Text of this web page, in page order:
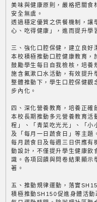
美味與健康原則，嚴格把關食
安全無虞。
透過穩定優質之供餐機制，讓
心、吃得健康」，進而提升學
三、強化口腔保健，建立良好
本校積極推動口腔健康教育，
鼓勵學生每日自我檢核，培養
施含氟漱口水活動，有效提升
整體推動下，學生口腔保健觀
步內化。
四、深化營養教育，培養正確
本校長期推動多元營養教育活
程」、「青菜吃光光」、「
及「每月一日蔬食日」等主題
每月蔬食日及每週三日供應有
動設計，不僅提升學生健康飲
識。各項回饋與問卷結果顯示
著。
五、推動規律運動，落實
積極推動SH150促進身體活